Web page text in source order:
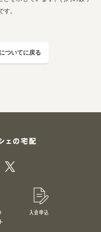
。
ついてに戻る
有機野菜のお試しセット